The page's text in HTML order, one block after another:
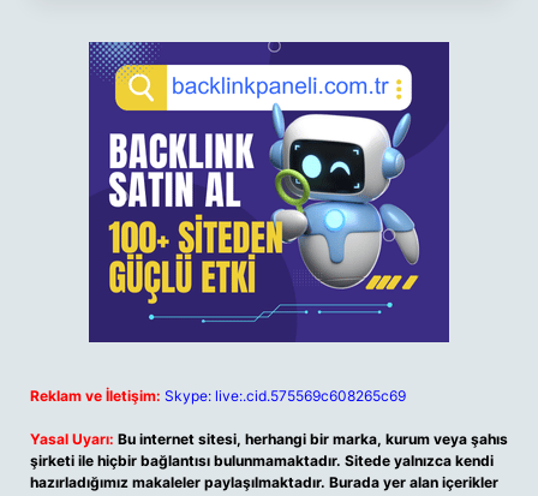
Reklam ve İletişim: Skype: live:.cid.575569c608265c69
Yasal Uyarı: Bu internet sitesi, herhangi bir marka, kurum veya şahıs
şirketi ile hiçbir bağlantısı bulunmamaktadır. Sitede yalnızca kendi
hazırladığımız makaleler paylaşılmaktadır. Burada yer alan içerikler